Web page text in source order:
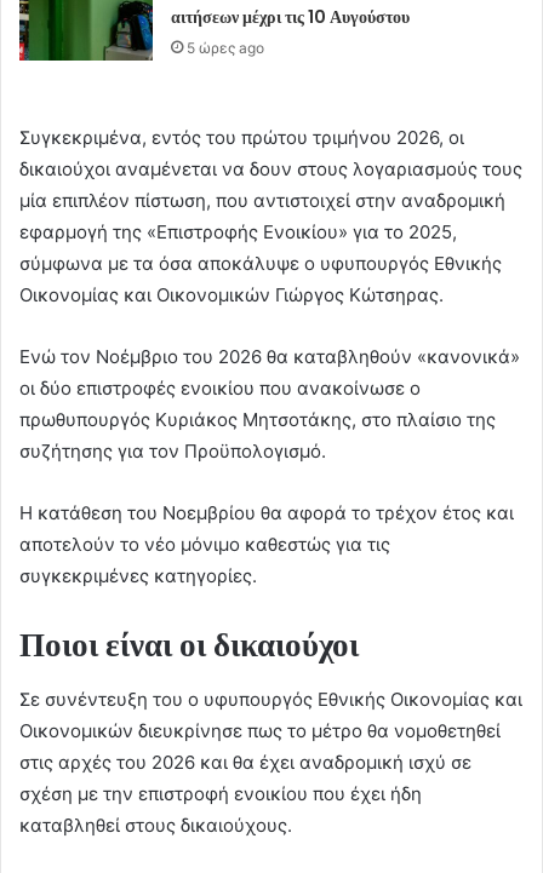
αιτήσεων μέχρι τις 10 Αυγούστου
5 ώρες ago
Συγκεκριμένα, εντός του πρώτου τριμήνου 2026, οι
δικαιούχοι αναμένεται να δουν στους λογαριασμούς τους
μία επιπλέον πίστωση, που αντιστοιχεί στην αναδρομική
εφαρμογή της «Επιστροφής Ενοικίου» για το 2025,
σύμφωνα με τα όσα αποκάλυψε ο υφυπουργός Εθνικής
Οικονομίας και Οικονομικών Γιώργος Κώτσηρας.
Ενώ τον Νοέμβριο του 2026 θα καταβληθούν «κανονικά»
οι δύο επιστροφές ενοικίου που ανακοίνωσε ο
πρωθυπουργός Κυριάκος Μητσοτάκης, στο πλαίσιο της
συζήτησης για τον Προϋπολογισμό.
Η κατάθεση του Νοεμβρίου θα αφορά το τρέχον έτος και
αποτελούν το νέο μόνιμο καθεστώς για τις
συγκεκριμένες κατηγορίες.
Ποιοι είναι οι δικαιούχοι
Σε συνέντευξη του ο υφυπουργός Εθνικής Οικονομίας και
Οικονομικών διευκρίνησε πως το μέτρο θα νομοθετηθεί
στις αρχές του 2026 και θα έχει αναδρομική ισχύ σε
σχέση με την επιστροφή ενοικίου που έχει ήδη
καταβληθεί στους δικαιούχους.